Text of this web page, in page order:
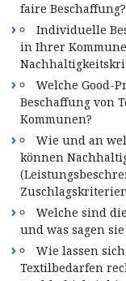
faire Beschaffung?
Individuelle
in Ihrer
Welche Good-
Beschaffung von
Kommunen?
Wie und an
können
Welche sind
und was sagen sie
Wie lassen
Textilbedarfen